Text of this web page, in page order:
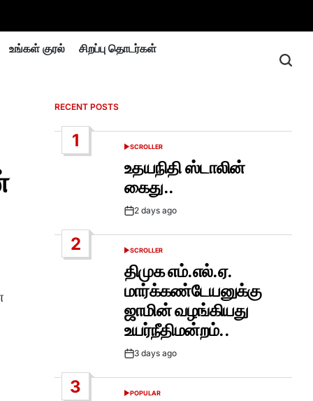
உங்கள் குரல் சிறப்பு தொடர்கள்
RECENT POSTS
1
POSTED
SCROLLER
உதயநிதி ஸ்டாலின்
கைது..
Post2 days ago
2
POSTED
SCROLLER
திமுக எம்.எல்.ஏ.
மார்க்கண்டேயனுக்கு
ஜாமின் வழங்கியது
உயர்நீதிமன்றம்..
Post3 days ago
3
POSTED
POPULAR